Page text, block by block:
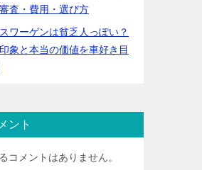
査・費用・選び方
ワーゲンは貧乏人っぽい？
象と本当の価値を車好き目
ント
コメントはありません。